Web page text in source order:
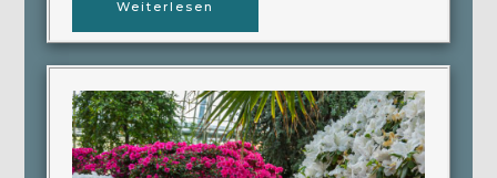
Weiterlesen